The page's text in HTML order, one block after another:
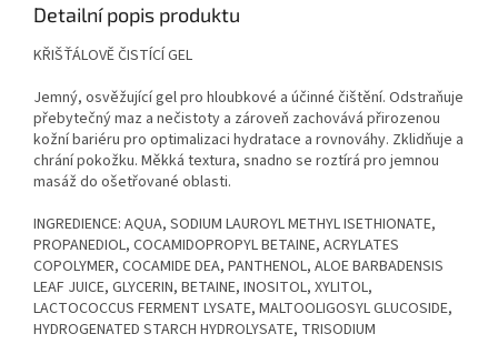
Detailní popis produktu
KŘIŠŤÁLOVĚ ČISTÍCÍ GEL
Jemný, osvěžující gel pro hloubkové a účinné čištění. Odstraňuje
přebytečný maz a nečistoty a zároveň zachovává přirozenou
kožní bariéru pro optimalizaci hydratace a rovnováhy. Zklidňuje a
chrání pokožku. Měkká textura, snadno se roztírá pro jemnou
masáž do ošetřované oblasti.
INGREDIENCE: AQUA, SODIUM LAUROYL METHYL ISETHIONATE,
PROPANEDIOL, COCAMIDOPROPYL BETAINE, ACRYLATES
COPOLYMER, COCAMIDE DEA, PANTHENOL, ALOE BARBADENSIS
LEAF JUICE, GLYCERIN, BETAINE, INOSITOL, XYLITOL,
LACTOCOCCUS FERMENT LYSATE, MALTOOLIGOSYL GLUCOSIDE,
HYDROGENATED STARCH HYDROLYSATE, TRISODIUM